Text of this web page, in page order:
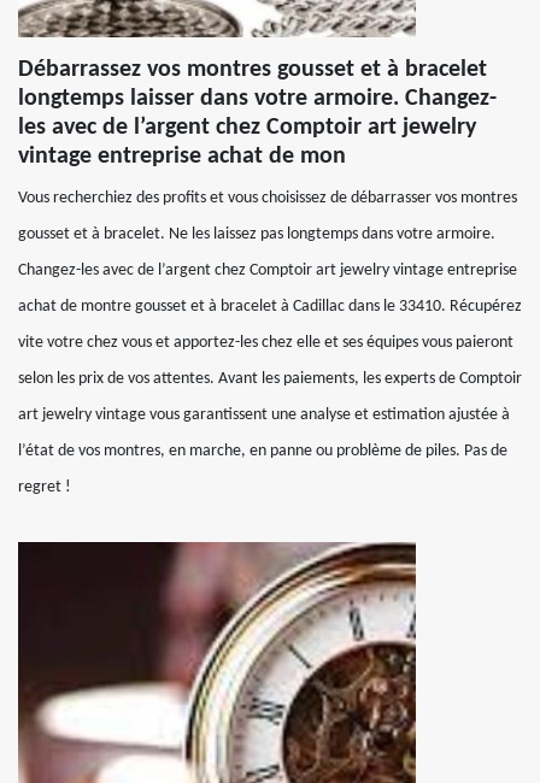
Débarrassez vos montres gousset et à bracelet
longtemps laisser dans votre armoire. Changez-
les avec de l’argent chez Comptoir art jewelry
vintage entreprise achat de mon
Vous recherchiez des profits et vous choisissez de débarrasser vos montres
gousset et à bracelet. Ne les laissez pas longtemps dans votre armoire.
Changez-les avec de l’argent chez Comptoir art jewelry vintage entreprise
achat de montre gousset et à bracelet à Cadillac dans le 33410. Récupérez
vite votre chez vous et apportez-les chez elle et ses équipes vous paieront
selon les prix de vos attentes. Avant les paiements, les experts de Comptoir
art jewelry vintage vous garantissent une analyse et estimation ajustée à
l’état de vos montres, en marche, en panne ou problème de piles. Pas de
regret !